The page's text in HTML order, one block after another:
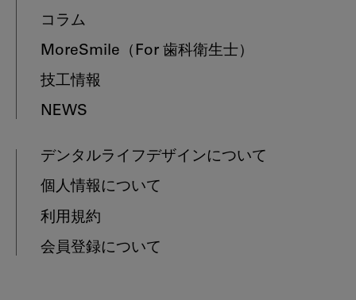
コラム
MoreSmile （For 歯科衛生士）
技工情報
NEWS
デンタルライフデザインについて
個人情報について
利用規約
会員登録について